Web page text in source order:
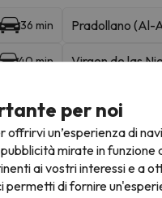
36 min Pradollano (Al-
40 min Virgen de las
interesse
per noi
un’esperienza di
mirate in funzione
ai vostri interessi e a
permetti di fornire